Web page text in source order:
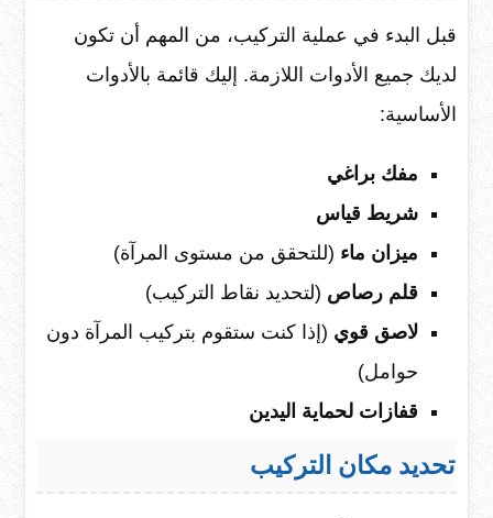
قبل البدء في عملية التركيب، من المهم أن تكون
لديك جميع الأدوات اللازمة. إليك قائمة بالأدوات
الأساسية:
مفك براغي
شريط قياس
ميزان ماء (للتحقق من مستوى المرآة)
قلم رصاص (لتحديد نقاط التركيب)
لاصق قوي (إذا كنت ستقوم بتركيب المرآة دون
حوامل)
قفازات لحماية اليدين
تحديد مكان التركيب